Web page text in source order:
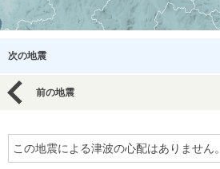
次の地震
前の地震
この地震による津波の心配はありません。